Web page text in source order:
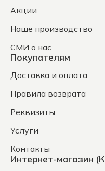
Акции
Наше производство
СМИ о нас
Покупателям
Доставка и оплата
Правила возврата
Реквизиты
Услуги
Контакты
Интернет-магазин